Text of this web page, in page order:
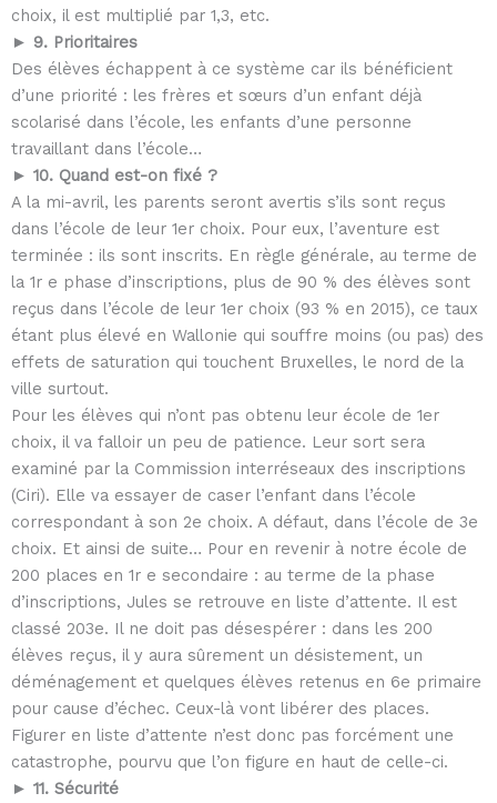
choix, il est multiplié par 1,3, etc.
► 9. Prioritaires
Des élèves échappent à ce système car ils bénéficient
d’une priorité : les frères et sœurs d’un enfant déjà
scolarisé dans l’école, les enfants d’une personne
travaillant dans l’école…
► 10. Quand est-on fixé ?
A la mi-avril, les parents seront avertis s’ils sont reçus
dans l’école de leur 1er choix. Pour eux, l’aventure est
terminée : ils sont inscrits. En règle générale, au terme de
la 1r e phase d’inscriptions, plus de 90 % des élèves sont
reçus dans l’école de leur 1er choix (93 % en 2015), ce taux
étant plus élevé en Wallonie qui souffre moins (ou pas) des
effets de saturation qui touchent Bruxelles, le nord de la
ville surtout.
Pour les élèves qui n’ont pas obtenu leur école de 1er
choix, il va falloir un peu de patience. Leur sort sera
examiné par la Commission interréseaux des inscriptions
(Ciri). Elle va essayer de caser l’enfant dans l’école
correspondant à son 2e choix. A défaut, dans l’école de 3e
choix. Et ainsi de suite… Pour en revenir à notre école de
200 places en 1r e secondaire : au terme de la phase
d’inscriptions, Jules se retrouve en liste d’attente. Il est
classé 203e. Il ne doit pas désespérer : dans les 200
élèves reçus, il y aura sûrement un désistement, un
déménagement et quelques élèves retenus en 6e primaire
pour cause d’échec. Ceux-là vont libérer des places.
Figurer en liste d’attente n’est donc pas forcément une
catastrophe, pourvu que l’on figure en haut de celle-ci.
► 11. Sécurité